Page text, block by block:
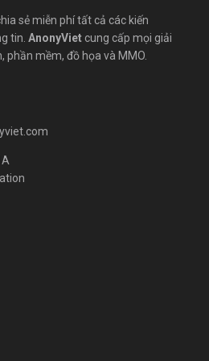
sẻ miễn phí tất cả các kiến
tin. AnonyViet cung cấp mọi giải
phần mềm, đồ họa và MMO.